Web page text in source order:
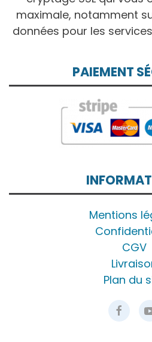
maximale, notamment
données pour les
PAIEMENT
Mentions
CGV
Plan du